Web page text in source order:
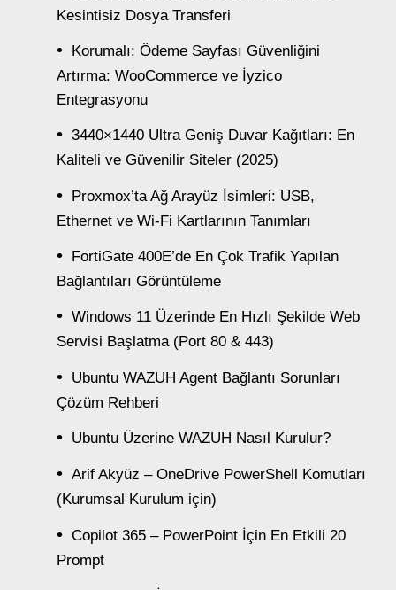
Kesintisiz Dosya Transferi
Korumalı: Ödeme Sayfası Güvenliğini
Artırma: WooCommerce ve İyzico
Entegrasyonu
3440×1440 Ultra Geniş Duvar Kağıtları: En
Kaliteli ve Güvenilir Siteler (2025)
Proxmox’ta Ağ Arayüz İsimleri: USB,
Ethernet ve Wi-Fi Kartlarının Tanımları
FortiGate 400E’de En Çok Trafik Yapılan
Bağlantıları Görüntüleme
Windows 11 Üzerinde En Hızlı Şekilde Web
Servisi Başlatma (Port 80 & 443)
Ubuntu WAZUH Agent Bağlantı Sorunları
Çözüm Rehberi
Ubuntu Üzerine WAZUH Nasıl Kurulur?
Arif Akyüz – OneDrive PowerShell Komutları
(Kurumsal Kurulum için)
Copilot 365 – PowerPoint İçin En Etkili 20
Prompt